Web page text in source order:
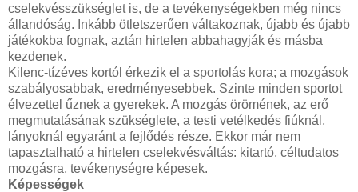
cselekvésszükséglet is, de a tevékenységekben még nincs
állandóság. Inkább ötletszerűen váltakoznak, újabb és újabb
játékokba fognak, aztán hirtelen abbahagyják és másba
kezdenek.
Kilenc-tízéves kortól érkezik el a sportolás kora; a mozgások
szabályosabbak, eredményesebbek. Szinte minden sportot
élvezettel űznek a gyerekek. A mozgás örömének, az erő
megmutatásának szükséglete, a testi vetélkedés fiúknál,
lányoknál egyaránt a fejlődés része. Ekkor már nem
tapasztalható a hirtelen cselekvésváltás: kitartó, céltudatos
mozgásra, tevékenységre képesek.
Képességek